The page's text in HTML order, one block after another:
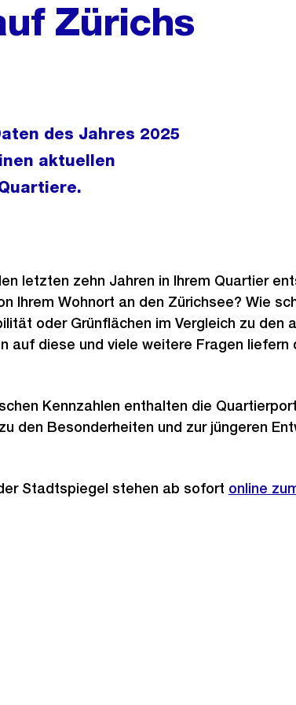
Zürichs
des Jahres 2025
aktuellen
letzten zehn Jahren in Ihrem Quartier
Ihrem Wohnort an den Zürichsee? Wie
oder Grünflächen im Vergleich zu den
auf diese und viele weitere Fragen liefern
Kennzahlen enthalten die
den Besonderheiten und zur jüngeren
Stadtspiegel stehen ab sofort online